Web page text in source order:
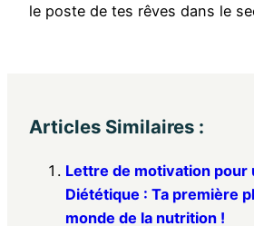
le poste de tes rêves dans le
Articles Similaires :
Lettre de motivation pour
Diététique : Ta première
monde de la nutrition !